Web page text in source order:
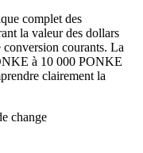
complet des
la valeur des dollars
conversion courants. La
à 10 000 PONKE
clairement la
change